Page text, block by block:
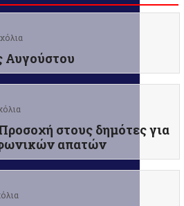
Αυγούστου
στους δημότες για
απατών